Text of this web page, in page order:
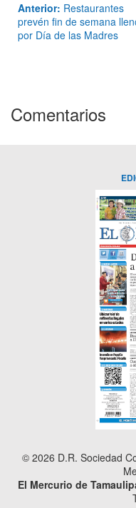
Anterior: Restaurantes
prevén fin de semana
por Día de las Madres
Comentarios
© 2026 D.R. Sociedad
El Mercurio de